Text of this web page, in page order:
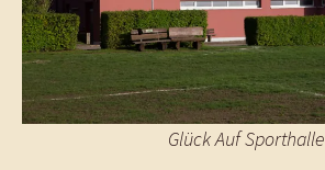
Glück Auf Sporthalle